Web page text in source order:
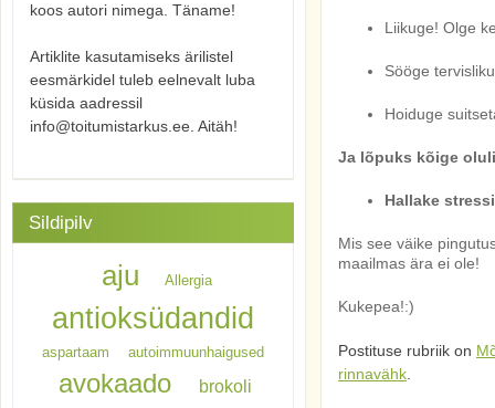
Liikuge! Olge
Sööge
Hoiduge
Ja lõpuks kõige
Hallake
Mis see väike
maailmas ära ei ole!
Kukepea!:)
Postituse rubriik on
rinnavähk
koos autori nimega. Täname!
Artiklite kasutamiseks ärilistel
eesmärkidel tuleb eelnevalt luba
küsida aadressil
info@toitumistarkus.ee. Aitäh!
Sildipilv
aju Allergia
antioksüdandid
aspartaam autoimmuunhaigused
avokaado brokoli